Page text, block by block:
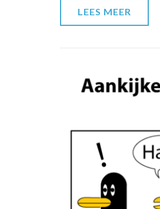
LEES MEER